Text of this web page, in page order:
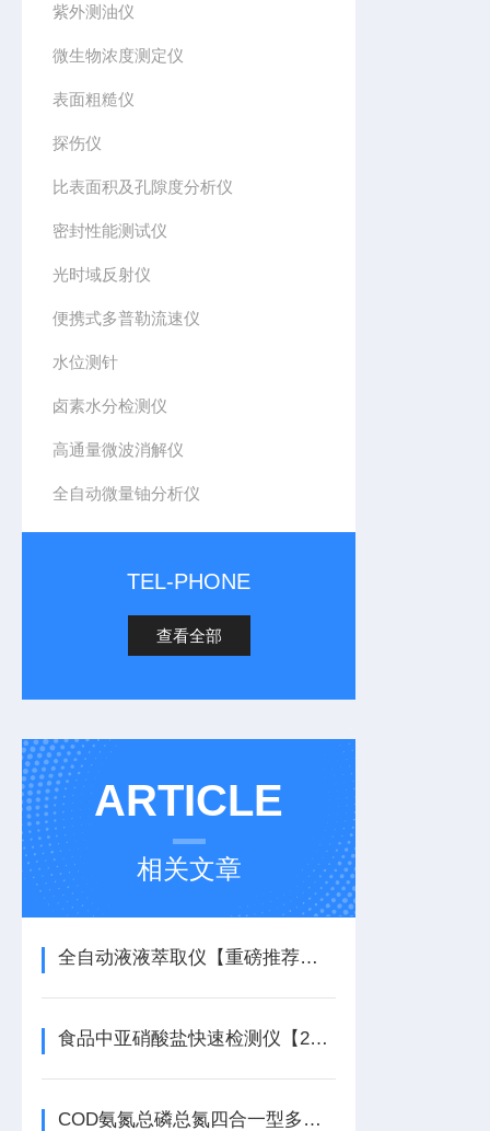
紫外测油仪
微生物浓度测定仪
表面粗糙仪
探伤仪
比表面积及孔隙度分析仪
密封性能测试仪
光时域反射仪
便携式多普勒流速仪
水位测针
卤素水分检测仪
高通量微波消解仪
全自动微量铀分析仪
TEL-PHONE
查看全部
ARTICLE
相关文章
全自动液液萃取仪【重磅推荐】全自动液液萃取仪
食品中亚硝酸盐快速检测仪【2023品牌推荐榜】天研亚硝酸盐快速检测仪
COD氨氮总磷总氮四合一型多参数水质检测仪有什么用